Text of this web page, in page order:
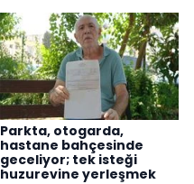
Parkta, otogarda,
hastane bahçesinde
geceliyor; tek isteği
huzurevine yerleşmek